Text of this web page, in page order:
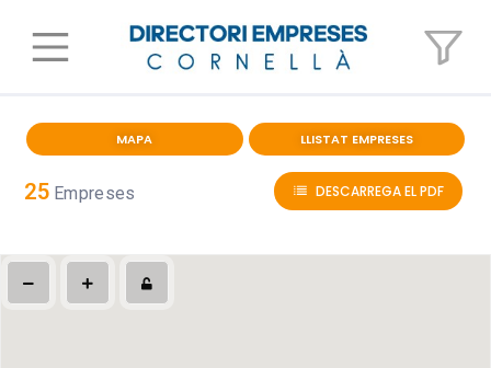
MAPA LLISTAT EMPRESES
25 Empreses DESCARREGA EL PDF